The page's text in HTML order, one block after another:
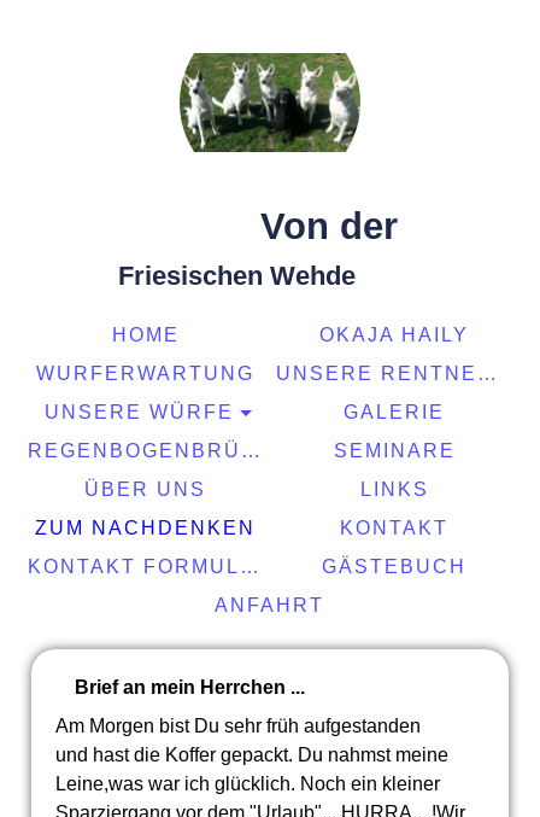
Von der
Friesischen Wehde
HOME
OKAJA HAILY
WURFERWARTUNG
UNSERE RENTNER
UNSERE WÜRFE
GALERIE
REGENBOGENBRÜCKE
SEMINARE
ÜBER UNS
LINKS
ZUM NACHDENKEN
KONTAKT
KONTAKT FORMULAR
GÄSTEBUCH
ANFAHRT
Brief an mein Herrchen ...
Am Morgen bist Du sehr früh aufgestanden
und hast die Koffer gepackt. Du nahmst meine
Leine,was war ich glücklich. Noch ein kleiner
Sparziergang vor dem "Urlaub"....HURRA....!Wir